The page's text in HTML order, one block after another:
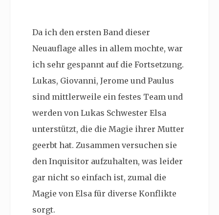
Da ich den ersten Band dieser
Neuauflage alles in allem mochte, war
ich sehr gespannt auf die Fortsetzung.
Lukas, Giovanni, Jerome und Paulus
sind mittlerweile ein festes Team und
werden von Lukas Schwester Elsa
unterstützt, die die Magie ihrer Mutter
geerbt hat. Zusammen versuchen sie
den Inquisitor aufzuhalten, was leider
gar nicht so einfach ist, zumal die
Magie von Elsa für diverse Konflikte
sorgt.